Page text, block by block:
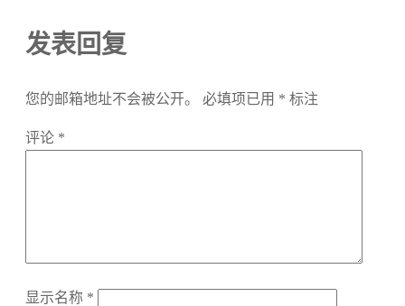
发表回复
您的邮箱地址不会被公开。 必填项已用 * 标注
评论 *
显示名称 *